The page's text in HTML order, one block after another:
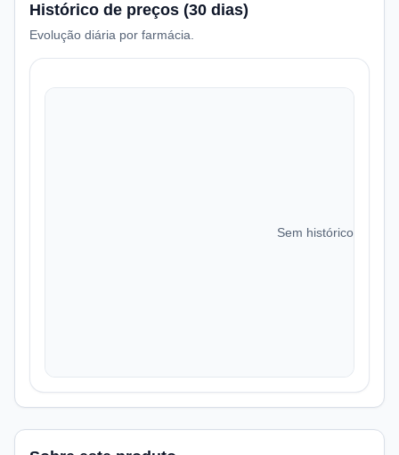
Histórico de preços (30 dias)
Evolução diária por farmácia.
Sem histórico de